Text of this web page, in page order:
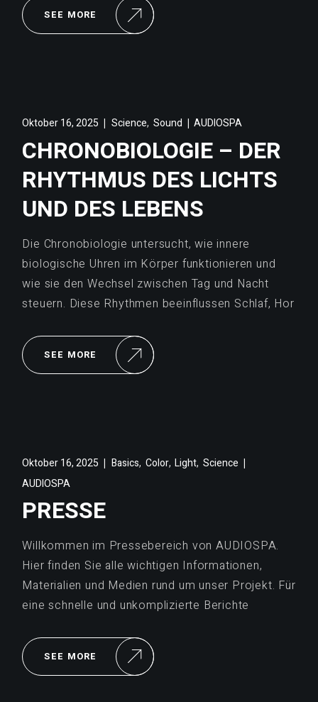
SEE MORE
Oktober 16, 2025 Science, Sound AUDIOSPA
CHRONOBIOLOGIE – DER
RHYTHMUS DES LICHTS
UND DES LEBENS
Die Chronobiologie untersucht, wie innere
biologische Uhren im Körper funktionieren und
wie sie den Wechsel zwischen Tag und Nacht
steuern. Diese Rhythmen beeinflussen Schlaf, Hor
SEE MORE
Oktober 16, 2025 Basics, Color,Light, Science
AUDIOSPA
PRESSE
Willkommen im Pressebereich von AUDIOSPA.
Hier finden Sie alle wichtigen Informationen,
Materialien und Medien rund um unser Projekt. Für
eine schnelle und unkomplizierte Berichte
SEE MORE